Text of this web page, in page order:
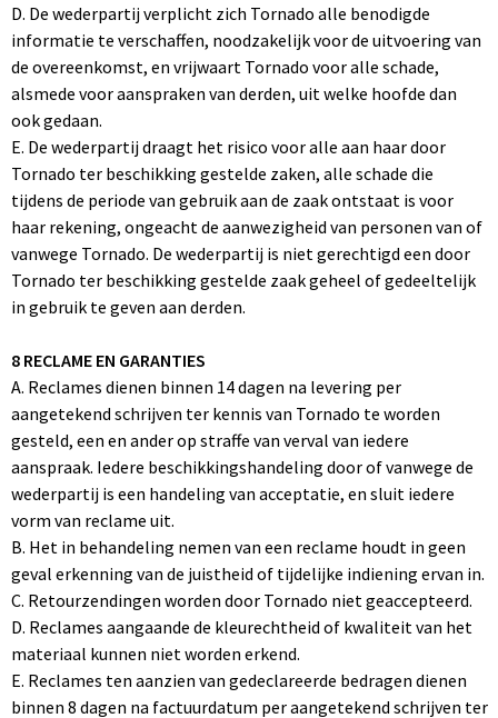
D. De wederpartij verplicht zich Tornado alle benodigde
informatie te verschaffen, noodzakelijk voor de uitvoering van
de overeenkomst, en vrijwaart Tornado voor alle schade,
alsmede voor aanspraken van derden, uit welke hoofde dan
ook gedaan.
E. De wederpartij draagt het risico voor alle aan haar door
Tornado ter beschikking gestelde zaken, alle schade die
tijdens de periode van gebruik aan de zaak ontstaat is voor
haar rekening, ongeacht de aanwezigheid van personen van of
vanwege Tornado. De wederpartij is niet gerechtigd een door
Tornado ter beschikking gestelde zaak geheel of gedeeltelijk
in gebruik te geven aan derden.
8 RECLAME EN GARANTIES
A. Reclames dienen binnen 14 dagen na levering per
aangetekend schrijven ter kennis van Tornado te worden
gesteld, een en ander op straffe van verval van iedere
aanspraak. Iedere beschikkingshandeling door of vanwege de
wederpartij is een handeling van acceptatie, en sluit iedere
vorm van reclame uit.
B. Het in behandeling nemen van een reclame houdt in geen
geval erkenning van de juistheid of tijdelijke indiening ervan in.
C. Retourzendingen worden door Tornado niet geaccepteerd.
D. Reclames aangaande de kleurechtheid of kwaliteit van het
materiaal kunnen niet worden erkend.
E. Reclames ten aanzien van gedeclareerde bedragen dienen
binnen 8 dagen na factuurdatum per aangetekend schrijven ter